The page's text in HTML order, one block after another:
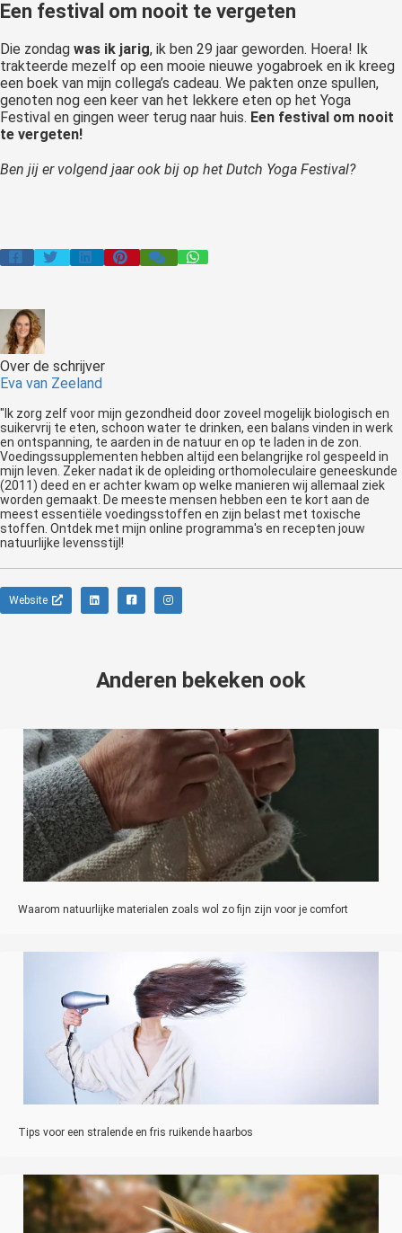
Een festival om nooit te vergeten
Die zondag was ik jarig, ik ben 29 jaar geworden. Hoera! Ik
trakteerde mezelf op een mooie nieuwe yogabroek en ik kreeg
een boek van mijn collega’s cadeau. We pakten onze spullen,
genoten nog een keer van het lekkere eten op het Yoga
Festival en gingen weer terug naar huis. Een festival om nooit
te vergeten!
Ben jij er volgend jaar ook bij op het Dutch Yoga Festival?
Over de schrijver
Eva van Zeeland
"Ik zorg zelf voor mijn gezondheid door zoveel mogelijk biologisch en
suikervrij te eten, schoon water te drinken, een balans vinden in werk
en ontspanning, te aarden in de natuur en op te laden in de zon.
Voedingssupplementen hebben altijd een belangrijke rol gespeeld in
mijn leven. Zeker nadat ik de opleiding orthomoleculaire geneeskunde
(2011) deed en er achter kwam op welke manieren wij allemaal ziek
worden gemaakt. De meeste mensen hebben een te kort aan de
meest essentiële voedingsstoffen en zijn belast met toxische
stoffen. Ontdek met mijn online programma's en recepten jouw
natuurlijke levensstijl!
Website
Anderen bekeken ook
Waarom natuurlijke materialen zoals wol zo fijn zijn voor je comfort
Tips voor een stralende en fris ruikende haarbos